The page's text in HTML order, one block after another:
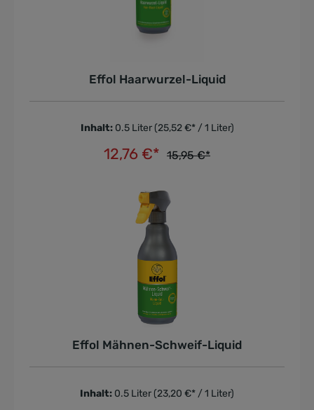
Effol Haarwurzel-Liquid
Inhalt: 0.5 Liter (25,52 €* / 1 Liter)
12,76 €* 15,95 €*
In den Warenkorb
Effol Mähnen-Schweif-Liquid
Inhalt: 0.5 Liter (23,20 €* / 1 Liter)